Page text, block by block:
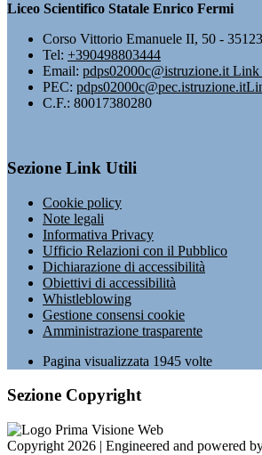
Liceo Scientifico Statale Enrico Fermi
Corso Vittorio Emanuele II, 50 -
Tel: +390498803444
Email: pdps02000c@istruzione.it Link
PEC: pdps02000c@pec.istruzione.it
C.F.: 80017380280
Sezione Link Utili
Cookie policy
Note legali
Informativa Privacy
Ufficio Relazioni con il Pubblico
Dichiarazione di accessibilità
Obiettivi di accessibilità
Whistleblowing
Gestione consensi cookie
Amministrazione trasparente
Pagina visualizzata 1945 volte
Sezione Copyright
Copyright 2026 | Engineered and powered